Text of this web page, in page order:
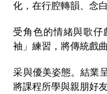
化，在行腔轉韻、念
受角色的情緒與歌
袖」練習，將傳統戲
采與優美姿態。結業
將課程所學與親朋好友